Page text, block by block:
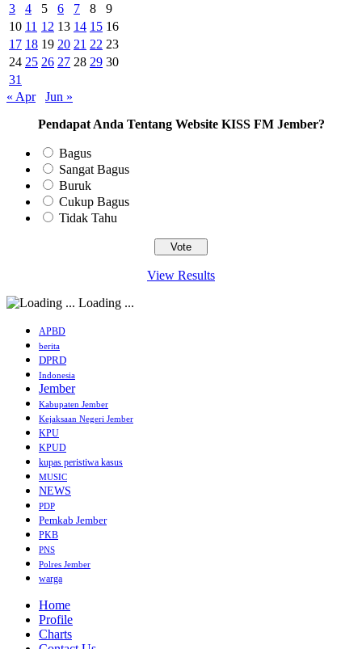
3
4 5 6 7 8
9
10 11 12 13 14 15 16
17 18 19 20 21 22 23
24 25 26 27 28 29 30
31
« Apr
Jun »
Pendapat Anda Tentang Website KISS FM Jember?
Bagus
Sangat Bagus
Buruk
Cukup Bagus
Tidak Tahu
View Results
Loading ...
APBD
berita
DPRD
Indonesia
Jember
Kabupaten Jember
Kejaksaan Negeri Jember
KPU
KPUD
kupas peristiwa kasus
MUSIC
NEWS
PDP
Pemkab Jember
PKB
PNS
Polres Jember
warga
Home
Profile
Charts